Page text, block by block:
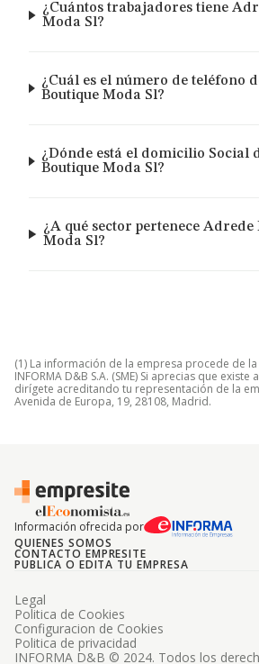
¿Cuántos trabajadores tiene
Moda Sl?
¿Cuál es el número de teléfono
Boutique Moda Sl?
¿Dónde está el domicilio Social
Boutique Moda Sl?
¿A qué sector pertenece Adrede
Moda Sl?
(1) La información de la empresa procede de
INFORMA D&B S.A. (SME) Si aprecias que
dirígete acreditando tu representación de la
Avenida de Europa, 19, 28108, Madrid.
Información ofrecida por
QUIENES SOMOS
CONTACTO EMPRESITE
PUBLICA O EDITA TU EMPRESA
INFORMA D&B © 2024. Todos los
Legal
Politica de Cookies
Configuracion de Cookies
Politica de privacidad